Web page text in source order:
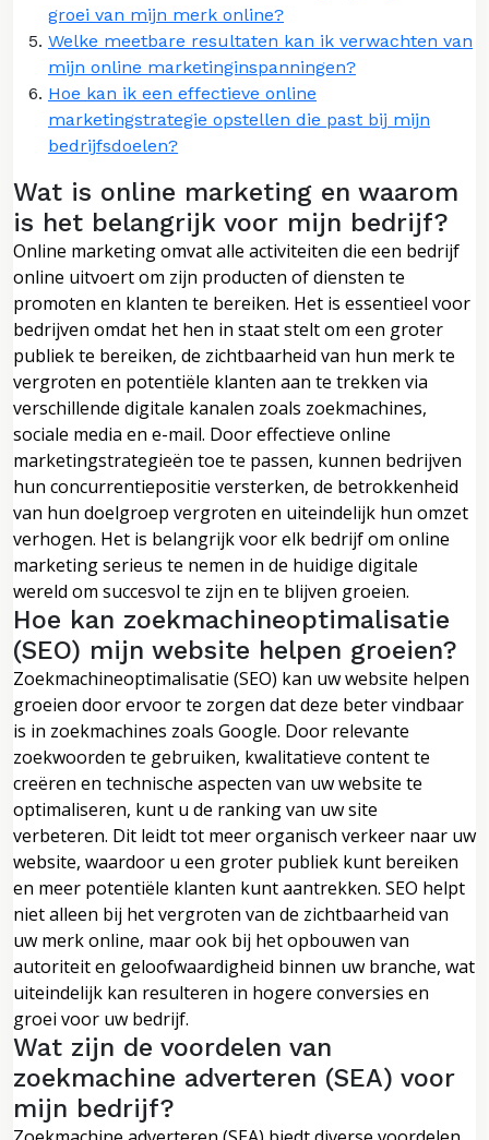
groei van mijn merk online?
Welke meetbare resultaten kan ik verwachten van
mijn online marketinginspanningen?
Hoe kan ik een effectieve online
marketingstrategie opstellen die past bij mijn
bedrijfsdoelen?
Wat is online marketing en waarom
is het belangrijk voor mijn bedrijf?
Online marketing omvat alle activiteiten die een bedrijf
online uitvoert om zijn producten of diensten te
promoten en klanten te bereiken. Het is essentieel voor
bedrijven omdat het hen in staat stelt om een groter
publiek te bereiken, de zichtbaarheid van hun merk te
vergroten en potentiële klanten aan te trekken via
verschillende digitale kanalen zoals zoekmachines,
sociale media en e-mail. Door effectieve online
marketingstrategieën toe te passen, kunnen bedrijven
hun concurrentiepositie versterken, de betrokkenheid
van hun doelgroep vergroten en uiteindelijk hun omzet
verhogen. Het is belangrijk voor elk bedrijf om online
marketing serieus te nemen in de huidige digitale
wereld om succesvol te zijn en te blijven groeien.
Hoe kan zoekmachineoptimalisatie
(SEO) mijn website helpen groeien?
Zoekmachineoptimalisatie (SEO) kan uw website helpen
groeien door ervoor te zorgen dat deze beter vindbaar
is in zoekmachines zoals Google. Door relevante
zoekwoorden te gebruiken, kwalitatieve content te
creëren en technische aspecten van uw website te
optimaliseren, kunt u de ranking van uw site
verbeteren. Dit leidt tot meer organisch verkeer naar uw
website, waardoor u een groter publiek kunt bereiken
en meer potentiële klanten kunt aantrekken. SEO helpt
niet alleen bij het vergroten van de zichtbaarheid van
uw merk online, maar ook bij het opbouwen van
autoriteit en geloofwaardigheid binnen uw branche, wat
uiteindelijk kan resulteren in hogere conversies en
groei voor uw bedrijf.
Wat zijn de voordelen van
zoekmachine adverteren (SEA) voor
mijn bedrijf?